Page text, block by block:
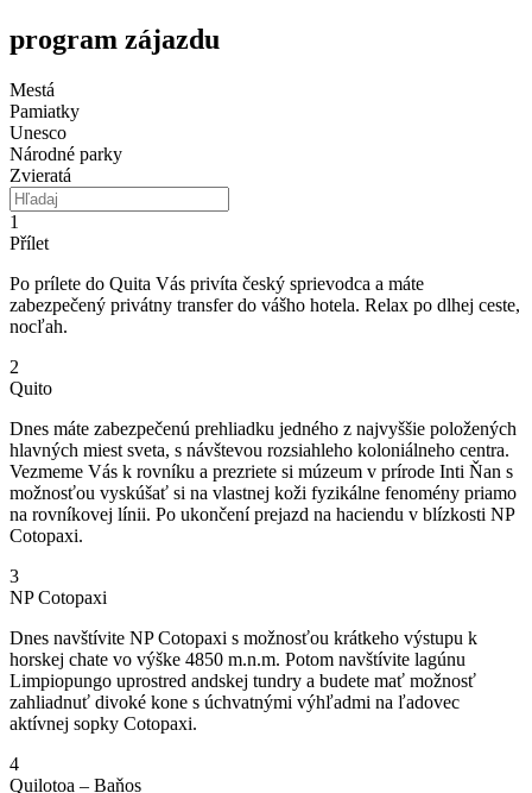
program zájazdu
Mestá
Pamiatky
Unesco
Národné parky
Zvieratá
1
Přílet
Po prílete do Quita Vás privíta český sprievodca a máte
zabezpečený privátny transfer do vášho hotela. Relax po dlhej ceste,
nocľah.
2
Quito
Dnes máte zabezpečenú prehliadku jedného z najvyššie položených
hlavných miest sveta, s návštevou rozsiahleho koloniálneho centra.
Vezmeme Vás k rovníku a prezriete si múzeum v prírode Inti Ňan s
možnosťou vyskúšať si na vlastnej koži fyzikálne fenomény priamo
na rovníkovej línii. Po ukončení prejazd na haciendu v blízkosti NP
Cotopaxi.
3
NP Cotopaxi
Dnes navštívite NP Cotopaxi s možnosťou krátkeho výstupu k
horskej chate vo výške 4850 m.n.m. Potom navštívite lagúnu
Limpiopungo uprostred andskej tundry a budete mať možnosť
zahliadnuť divoké kone s úchvatnými výhľadmi na ľadovec
aktívnej sopky Cotopaxi.
4
Quilotoa – Baňos